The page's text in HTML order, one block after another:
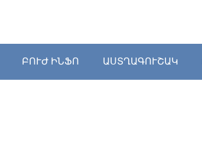
ԲՈՒԺ ԻՆՖՈ ԱՍՏՂԱԳՈՒՇԱԿ